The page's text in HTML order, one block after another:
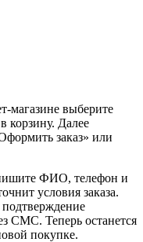
магазине выберите
корзину. Далее
заказ» или
ФИО, телефон и
условия заказа.
подтверждение
СМС. Теперь останется
покупке.